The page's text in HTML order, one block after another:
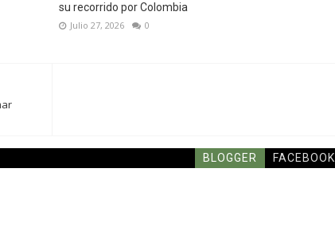
su recorrido por Colombia
Julio 27, 2026 0
BLOGGER FACEBOOK